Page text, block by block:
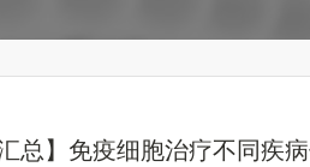
总】免疫细胞治疗不同疾